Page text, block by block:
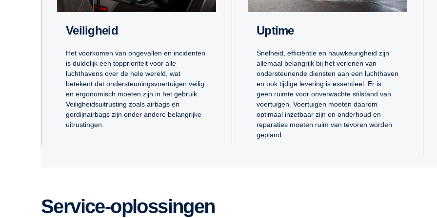
Veiligheid
Het voorkomen van ongevallen en incidenten
is duidelijk een topprioriteit voor alle
luchthavens over de hele wereld, wat
betekent dat ondersteuningsvoertuigen veilig
en ergonomisch moeten zijn in het gebruik.
Veiligheidsuitrusting zoals airbags en
gordijnairbags zijn onder andere belangrijke
uitrustingen.
Uptime
Snelheid, efficiëntie en nauwkeurigheid zijn
allemaal belangrijk bij het verlenen van
ondersteunende diensten aan een luchthaven
en ook tijdige levering is essentieel. Er is
geen ruimte voor onverwachte stilstand van
voertuigen. Voertuigen moeten daarom
optimaal inzetbaar zijn en onderhoud en
reparaties moeten ruim van tevoren worden
gepland.
Service-oplossingen